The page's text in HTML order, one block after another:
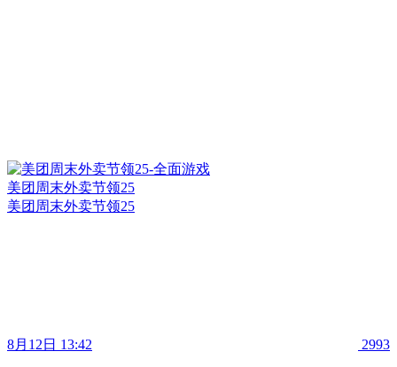
美团周末外卖节领25
美团周末外卖节领25
8月12日 13:42 2993